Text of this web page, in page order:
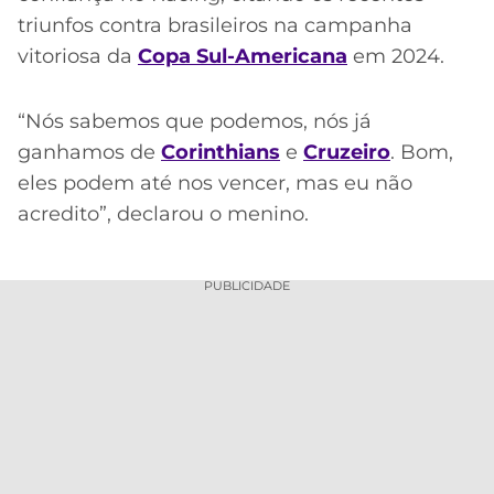
triunfos contra brasileiros na campanha
vitoriosa da Copa Sul-Americana em 2024.
“Nós sabemos que podemos, nós já
ganhamos de Corinthians e Cruzeiro. Bom,
eles podem até nos vencer, mas eu não
acredito”, declarou o menino.
PUBLICIDADE